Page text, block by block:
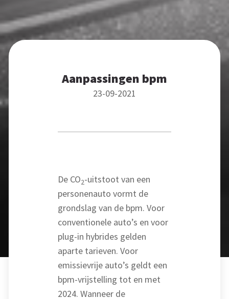
Aanpassingen bpm
23-09-2021
De CO2-uitstoot van een
personenauto vormt de
grondslag van de bpm. Voor
conventionele auto’s en voor
plug-in hybrides gelden
aparte tarieven. Voor
emissievrije auto’s geldt een
bpm-vrijstelling tot en met
2024. Wanneer de